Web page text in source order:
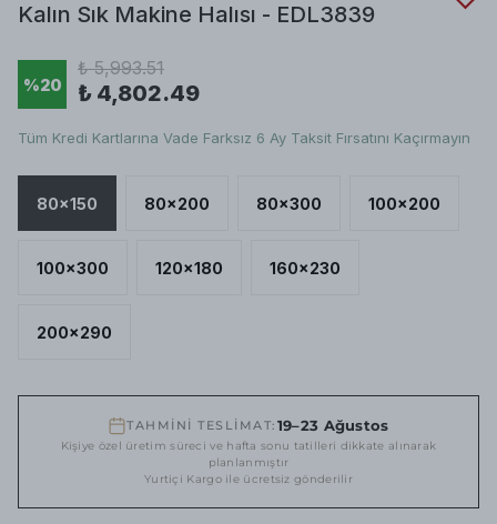
Kalın Sık Makine Halısı - EDL3839
%20
₺ 5,993.51
₺ 4,802.49
Tüm Kredi Kartlarına Vade Farksız 6 Ay Taksit Fırsatını Kaçırmayın
80x150 80x200 80x300 100x200
100x300 120x180 160x230
200x290
TAHMİNİ TESLİMAT: 19–23 Ağustos
Kişiye özel üretim süreci ve hafta sonu tatilleri dikkate alınarak
planlanmıştır
Yurtiçi Kargo ile ücretsiz gönderilir